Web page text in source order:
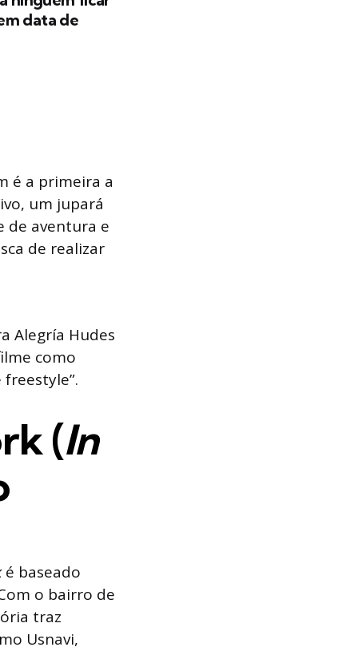
data de
é a primeira a
um jupará
de aventura e
de realizar
Alegría Hudes
como
(In
é baseado
o bairro de
traz
Usnavi,